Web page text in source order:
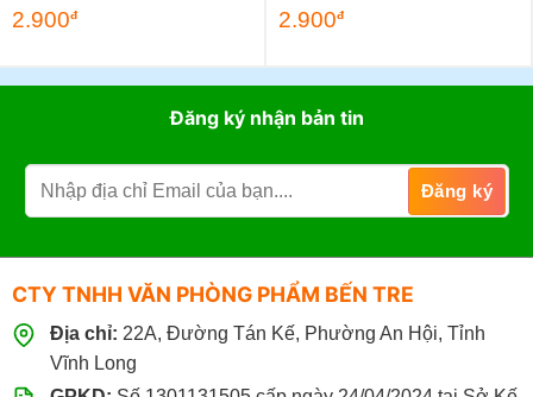
2.900đ 2.900đ
Đăng ký nhận bản tin
CTY TNHH VĂN PHÒNG PHẨM BẾN TRE
Địa chỉ: 22A, Đường Tán Kế, Phường An Hội, Tỉnh
Vĩnh Long